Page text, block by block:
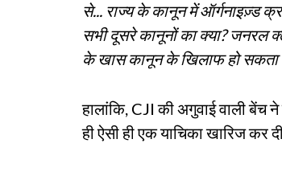
से... राज्य के कानून में ऑर्गनाइज़्ड
सभी दूसरे कानूनों का क्या? जनरल
के खास कानून के खिलाफ हो
हालांकि, CJI की अगुवाई वाली
ही ऐसी ही एक याचिका खारिज कर